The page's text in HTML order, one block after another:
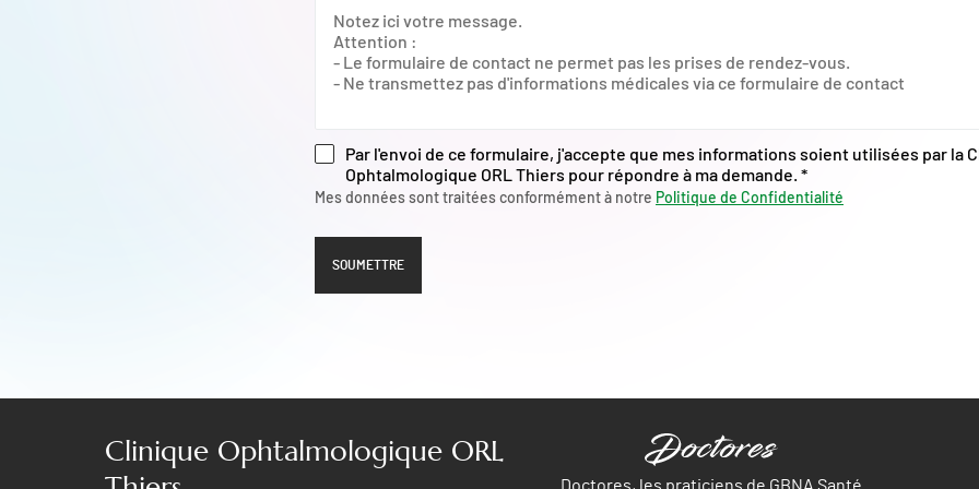
Par l'envoi de ce formulaire, j'accepte que mes informations soient utilisées par la
Ophtalmologique ORL Thiers pour répondre à ma demande. *
Mes données sont traitées conformément à notre Politique de Confidentialité
Clinique Ophtalmologique ORL
Doctores, les praticiens de GBNA Santé